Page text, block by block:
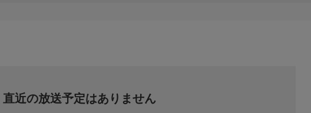
直近の放送予定はありません